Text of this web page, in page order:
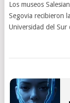
Los museos
Segovia recibieron
Universidad del Sur
POSTS